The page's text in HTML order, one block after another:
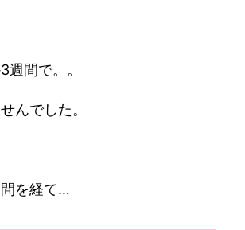
週間で。。
んでした。
を経て…